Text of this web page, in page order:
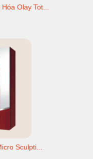
Olay Tot...
Sculpti...